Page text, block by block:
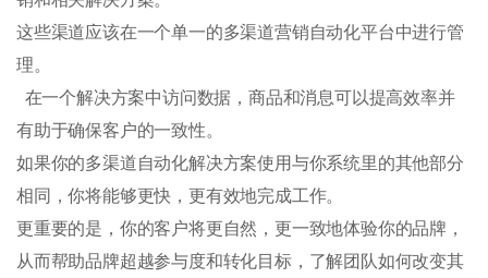
这些渠道应该在一个单一的多渠道营销自动化平台中进行管
理。
在一个解决方案中访问数据，商品和消息可以提高效率并
有助于确保客户的一致性。
如果你的多渠道自动化解决方案使用与你系统里的其他部分
相同，你将能够更快，更有效地完成工作。
更重要的是，你的客户将更自然，更一致地体验你的品牌，
从而帮助品牌超越参与度和转化目标，了解团队如何改变其